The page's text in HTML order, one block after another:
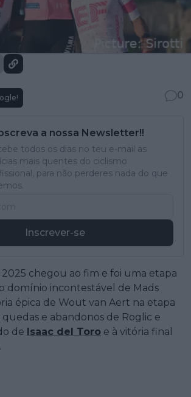
0
a nossa Newsletter!!
todos os dias no teu e-mail as
mais quentes do ciclismo
para não perderes nada do que
Inscrever-se
2025 chegou ao fim e foi uma etapa
domínio incontestável de Mads
épica de Wout van Aert na etapa
quedas e abandonos de Roglic e
de Isaac del Toro e à vitória final